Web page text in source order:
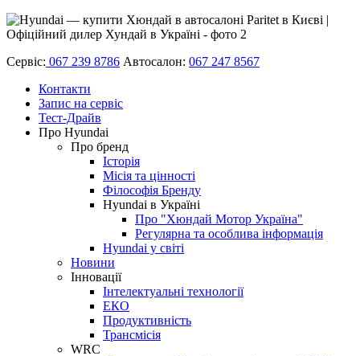
Сервіс: 067 239 8786 Автосалон: 067 247 8567
Контакти
Запис на сервіс
Тест-Драйв
Про Hyundai
Про бренд
Історія
Місія та цінності
Філософія Бренду
Hyundai в Україні
Про "Хюндай Мотор Україна"
Регулярна та особлива інформація
Hyundai у світі
Новини
Інновації
Інтелектуальні технології
ЕКО
Продуктивність
Трансмісія
WRC